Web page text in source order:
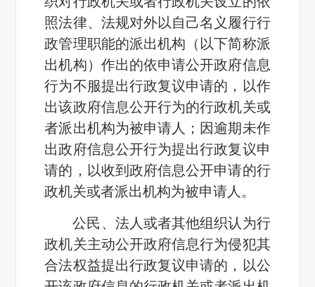
照法律、法规对外以自己名义履行行
政管理职能的派出机构（以下简称派
出机构）作出的依申请公开政府信息
行为不服提出行政复议申请的，以作
出该政府信息公开行为的行政机关或
者派出机构为被申请人；因逾期未作
出政府信息公开行为提出行政复议申
请的，以收到政府信息公开申请的行
政机关或者派出机构为被申请人。
公民、法人或者其他组织认为行
政机关主动公开政府信息行为侵犯其
合法权益提出行政复议申请的，以公